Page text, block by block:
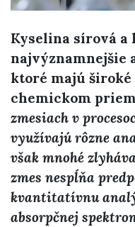
Kyselina sírová a
najvýznamnejšie
ktoré majú
chemickom
zmesiach v
využívajú rôzne
však mnohé
zmes nespĺňa
kvantitatívnu
absorpčnej